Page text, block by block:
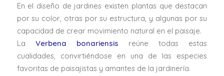
En el diseño de jardines existen plantas que destacan
por su color, otras por su estructura, y algunas por su
capacidad de crear movimiento natural en el paisaje.
La Verbena bonariensis reúne todas estas
cualidades, convirtiéndose en una de las especies
favoritas de paisajistas y amantes de la jardinería.